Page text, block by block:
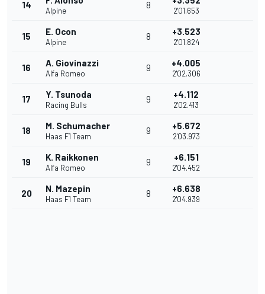
14
Alpine
8
2'01.653
15 E. Ocon
Alpine
8 +3.523
2'01.824
16 A. Giovinazzi
Alfa Romeo
9 +4.005
2'02.306
17 Y. Tsunoda
Racing Bulls
9 +4.112
2'02.413
18 M. Schumacher
Haas F1 Team
9 +5.672
2'03.973
19 K. Raikkonen
Alfa Romeo
9 +6.151
2'04.452
20 N. Mazepin
Haas F1 Team
8 +6.638
2'04.939